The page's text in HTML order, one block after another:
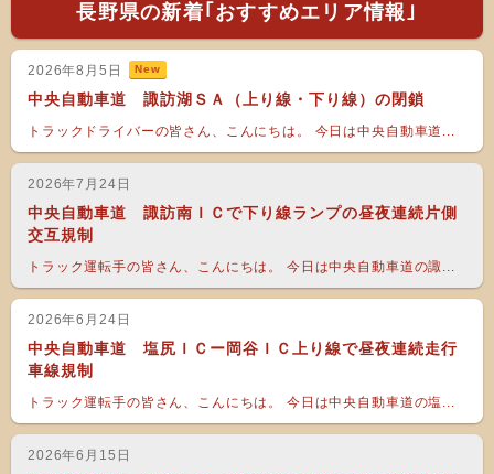
長野県の新着｢おすすめエリア情報｣
2026年8月5日 New
中央自動車道 諏訪湖ＳＡ（上り線・下り線）の閉鎖
トラックドライバーの皆さん、こんにちは。 今日は中央自動車道...
2026年7月24日
中央自動車道 諏訪南ＩＣで下り線ランプの昼夜連続片側
交互規制
トラック運転手の皆さん、こんにちは。 今日は中央自動車道の諏...
2026年6月24日
中央自動車道 塩尻ＩＣー岡谷ＩＣ上り線で昼夜連続走行
車線規制
トラック運転手の皆さん、こんにちは。 今日は中央自動車道の塩...
2026年6月15日